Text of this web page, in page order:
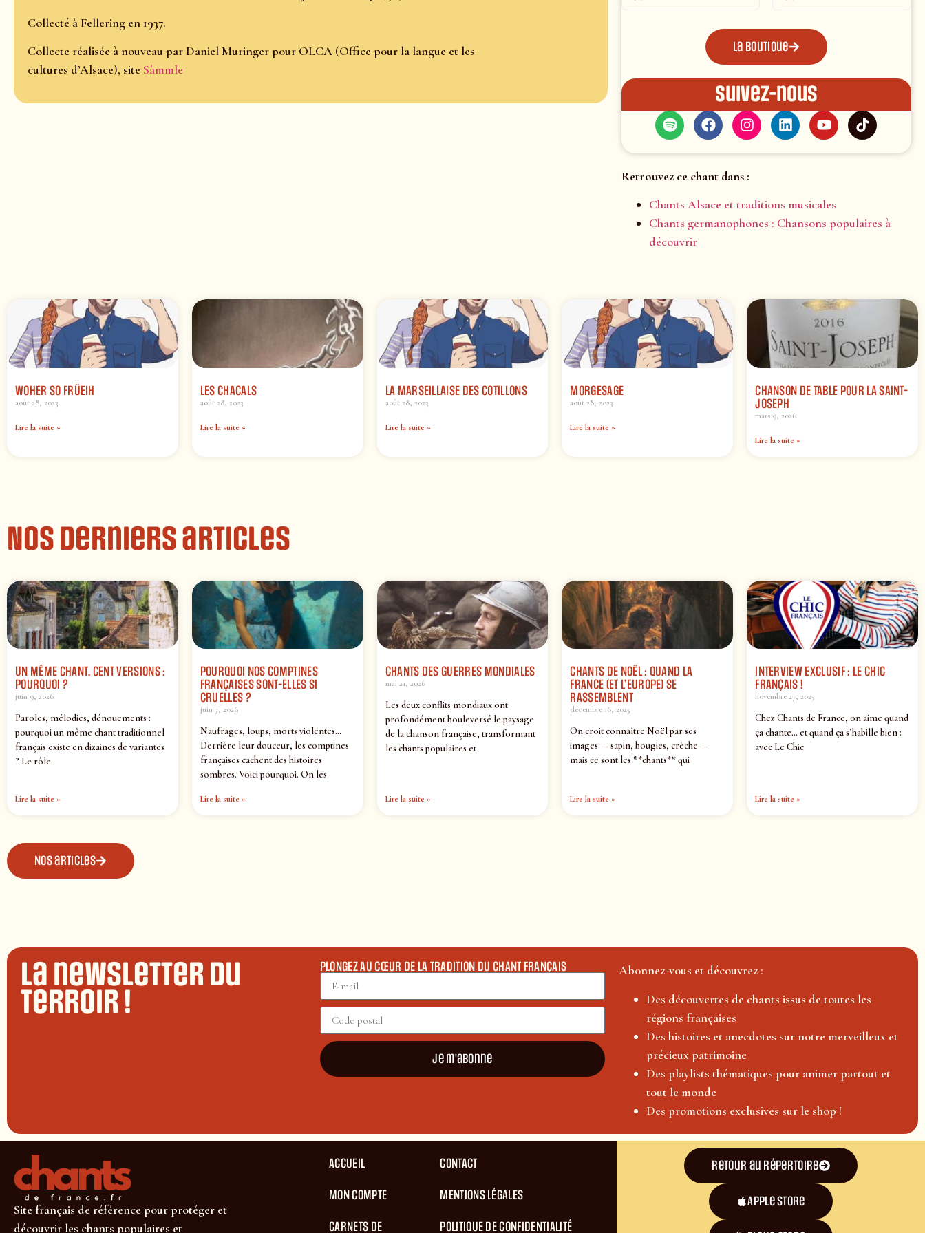
Collecté à Fellering en 1937.
Collecte réalisée à nouveau par Daniel Muringer pour OLCA (Office pour la langue et les
cultures d’Alsace), site Sàmmle
La boutique
Suivez-nous
Retrouvez ce chant dans :
Chants Alsace et traditions musicales
Chants germanophones : Chansons populaires à
découvrir
WOHER SO FRÜEIH
août 28, 2023
Lire la suite »
LES CHACALS
août 28, 2023
Lire la suite »
LA MARSEILLAISE DES COTILLONS
août 28, 2023
Lire la suite »
MORGESAGE
août 28, 2023
Lire la suite »
CHANSON DE TABLE POUR LA SAINT-
JOSEPH
mars 9, 2026
Lire la suite »
Nos derniers articles
UN MÊME CHANT, CENT VERSIONS :
POURQUOI ?
juin 9, 2026
Paroles, mélodies, dénouements :
pourquoi un même chant traditionnel
français existe en dizaines de variantes
? Le rôle
Lire la suite »
POURQUOI NOS COMPTINES
FRANÇAISES SONT-ELLES SI
CRUELLES ?
juin 7, 2026
Naufrages, loups, morts violentes…
Derrière leur douceur, les comptines
françaises cachent des histoires
sombres. Voici pourquoi. On les
Lire la suite »
CHANTS DES GUERRES MONDIALES
mai 21, 2026
Les deux conflits mondiaux ont
profondément bouleversé le paysage
de la chanson française, transformant
les chants populaires et
Lire la suite »
CHANTS DE NOËL : QUAND LA
FRANCE (ET L’EUROPE) SE
RASSEMBLENT
décembre 16, 2025
On croit connaître Noël par ses
images — sapin, bougies, crèche —
mais ce sont les **chants** qui
Lire la suite »
INTERVIEW EXCLUSIF : LE CHIC
FRANÇAIS !
novembre 27, 2025
Chez Chants de France, on aime quand
ça chante… et quand ça s’habille bien :
avec Le Chic
Lire la suite »
Nos articles
La newsletter du
terroir !
PLONGEZ AU CŒUR DE LA TRADITION DU CHANT FRANÇAIS
Je m'abonne
Abonnez-vous et découvrez :
Des découvertes de chants issus de toutes les
régions françaises
Des histoires et anecdotes sur notre merveilleux et
précieux patrimoine
Des playlists thématiques pour animer partout et
tout le monde
Des promotions exclusives sur le shop !
Site français de référence pour protéger et
découvrir les chants populaires et
ACCUEIL
MON COMPTE
CARNETS DE
CONTACT
MENTIONS LÉGALES
POLITIQUE DE CONFIDENTIALITÉ
Retour au répertoire
Apple Store